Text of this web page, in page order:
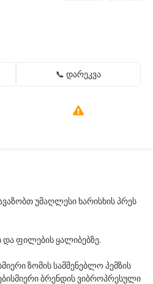
📞 დარეკვა
უმაღლესი ხარისხის პრეს
ფილების ყალიბებზე.
ზომის სამშენებლო პემზის
ბრენდის ვიბროპრესული